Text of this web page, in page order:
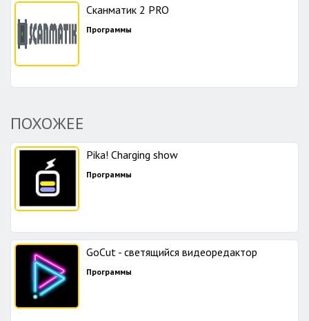
Сканматик 2 PRO
Программы
ПОХОЖЕЕ
Pika! Charging show
Программы
GoCut - светящийся видеоредактор
Программы